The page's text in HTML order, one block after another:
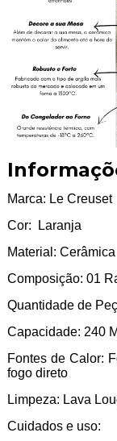
Marca:
Cor: Laranja
Material:
Composição: 01
Quantidade de
Capacidade: 240
Fontes de Calor:
fogo direto
Limpeza: Lava
Cuidados e uso: